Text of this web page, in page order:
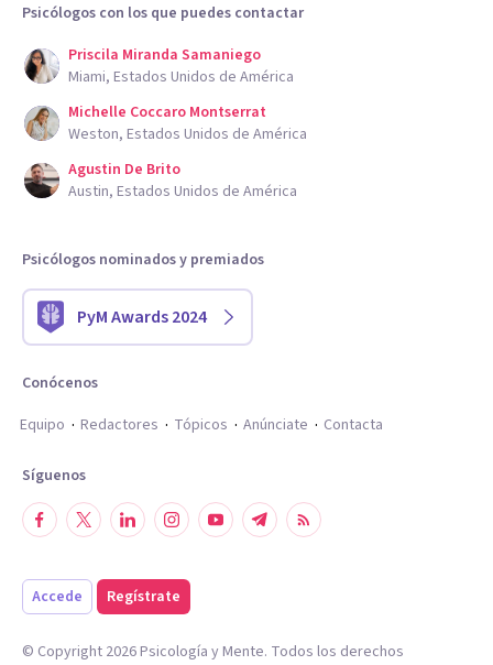
Psicólogos con los que puedes contactar
Priscila Miranda Samaniego
Miami, Estados Unidos de América
Michelle Coccaro Montserrat
Weston, Estados Unidos de América
Agustin De Brito
Austin, Estados Unidos de América
Psicólogos nominados y premiados
PyM Awards 2024
Conócenos
Equipo
Redactores Tópicos Anúnciate Contacta
Síguenos
Accede Regístrate
© Copyright 2026Psicología y Mente. Todos los derechos